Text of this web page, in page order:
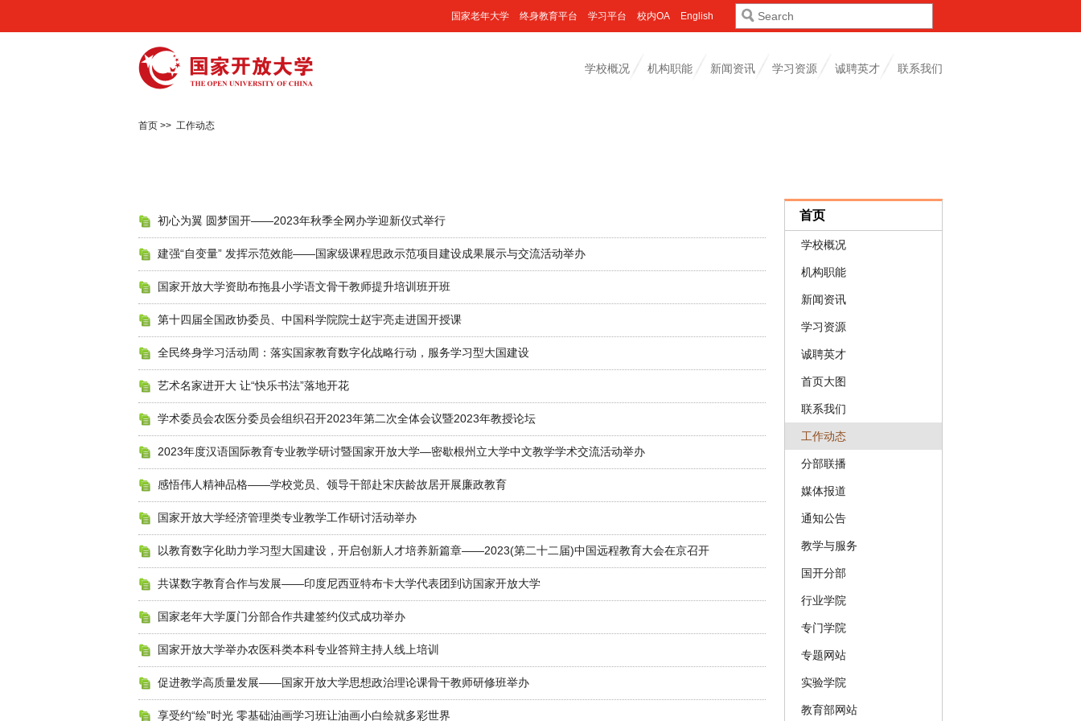
English
校内OA
学习平台
终身教育平台
国家老年大学
学校概况 机构职能 新闻资讯 学习资源 诚聘英才 联系我们
首页 >> 工作动态
首页
学校概况
机构职能
新闻资讯
学习资源
诚聘英才
首页大图
联系我们
工作动态
分部联播
媒体报道
通知公告
教学与服务
国开分部
行业学院
专门学院
专题网站
实验学院
教育部网站
初心为翼 圆梦国开——2023年秋季全网办学迎新仪式举行
建强“自变量” 发挥示范效能——国家级课程思政示范项目建设成果展示与交流活动举办
国家开放大学资助布拖县小学语文骨干教师提升培训班开班
第十四届全国政协委员、中国科学院院士赵宇亮走进国开授课
全民终身学习活动周：落实国家教育数字化战略行动，服务学习型大国建设
艺术名家进开大 让“快乐书法”落地开花
学术委员会农医分委员会组织召开2023年第二次全体会议暨2023年教授论坛
2023年度汉语国际教育专业教学研讨暨国家开放大学—密歇根州立大学中文教学学术交流活动举办
感悟伟人精神品格——学校党员、领导干部赴宋庆龄故居开展廉政教育
国家开放大学经济管理类专业教学工作研讨活动举办
以教育数字化助力学习型大国建设，开启创新人才培养新篇章——2023(第二十二届)中国远程教育大会在京召开
共谋数字教育合作与发展——印度尼西亚特布卡大学代表团到访国家开放大学
国家老年大学厦门分部合作共建签约仪式成功举办
国家开放大学举办农医科类本科专业答辩主持人线上培训
促进教学高质量发展——国家开放大学思想政治理论课骨干教师研修班举办
享受约“绘”时光 零基础油画学习班让油画小白绘就多彩世界